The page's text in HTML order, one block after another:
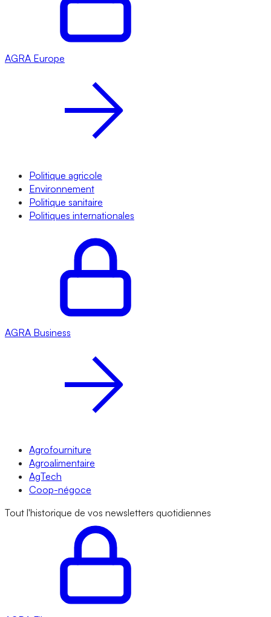
AGRA Europe
Politique agricole
Environnement
Politique sanitaire
Politiques internationales
AGRA Business
Agrofourniture
Agroalimentaire
AgTech
Coop-négoce
Tout l'historique de vos newsletters quotidiennes